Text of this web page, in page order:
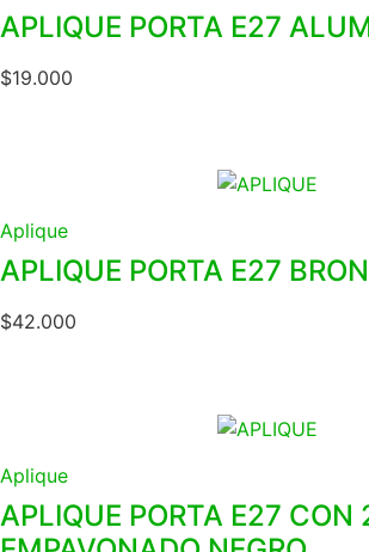
APLIQUE PORTA E27
$19.000
Aplique
APLIQUE PORTA E27
$42.000
Aplique
APLIQUE PORTA E27 CON